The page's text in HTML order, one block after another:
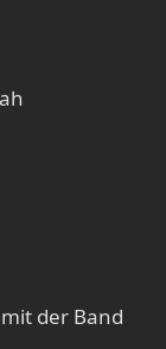
der Band